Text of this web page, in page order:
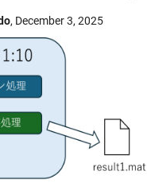
, December 3, 2025